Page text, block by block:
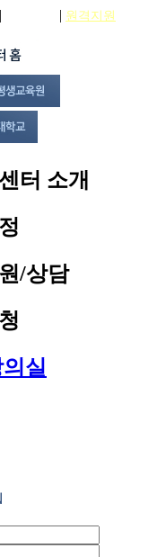
| | 원격지원
터 소개
/상담
실